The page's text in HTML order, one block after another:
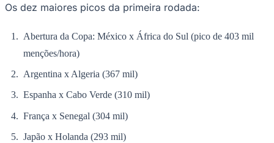
Os dez maiores picos da primeira rodada:
Abertura da Copa: México x África do Sul (pico de 403 mil
menções/hora)
Argentina x Algeria (367 mil)
Espanha x Cabo Verde (310 mil)
França x Senegal (304 mil)
Japão x Holanda (293 mil)